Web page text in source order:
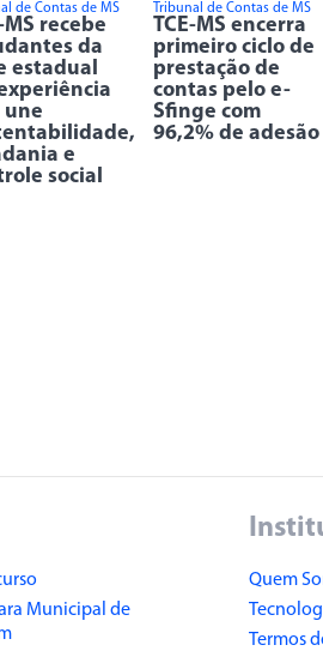
de Contas de MS
MS recebe
da
estadual
une
e
social
Tribunal de Contas de MS
TCE-MS encerra
primeiro ciclo de
prestação de
contas pelo e-
Sfinge com
96,2% de adesão
Municipal de
Quem
Termos